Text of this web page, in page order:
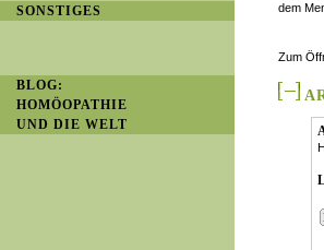
dem
Zum
SONSTIGES
BLOG:
HOMÖOPATHIE
UND DIE WELT